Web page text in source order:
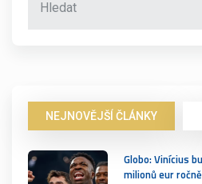
NEJNOVĚJŠÍ ČLÁNKY
Globo: Vinícius
milionů eur